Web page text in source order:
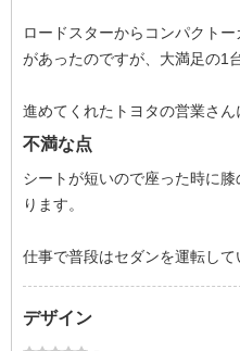
ロードスターからコンパクト
があったのですが、大満足の1
進めてくれたトヨタの営業さん
不満な点
シートが短いので座った時に
ります。
仕事で普段はセダンを運転して
デザイン